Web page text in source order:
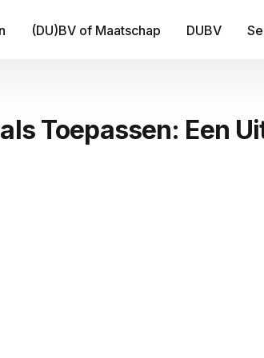
(DU)BV of Maatschap DUBV
Toepassen: Een